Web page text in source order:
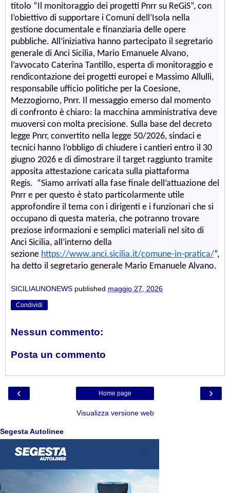
titolo “Il monitoraggio dei progetti Pnrr su ReGiS”, con
l’obiettivo di supportare i Comuni dell’Isola nella
gestione documentale e finanziaria delle opere
pubbliche. All’iniziativa hanno partecipato il segretario
generale di Anci Sicilia, Mario Emanuele Alvano,
l’avvocato Caterina Tantillo, esperta di monitoraggio e
rendicontazione dei progetti europei e Massimo Allulli,
responsabile ufficio politiche per la Coesione,
Mezzogiorno, Pnrr.
Il messaggio emerso dal momento
di confronto è chiaro: la macchina amministrativa deve
muoversi con molta precisione. Sulla base del decreto
legge Pnrr, convertito nella legge 50/2026, sindaci e
tecnici hanno l’obbligo di chiudere i cantieri entro il 30
giugno 2026 e di dimostrare il target raggiunto tramite
apposita attestazione caricata sulla piattaforma
Regis. “Siamo arrivati alla fase finale dell’attuazione del
Pnrr e per questo è stato particolarmente utile
approfondire il tema con i dirigenti e i funzionari che si
occupano di questa materia, che potranno trovare
preziose informazioni e semplici materiali nel sito di
Anci Sicilia, all’interno della
sezione https://www.anci.sicilia.it/comune-in-pratica/”,
ha detto il segretario generale Mario Emanuele Alvano.
SICILIAUNONEWS published maggio 27, 2026
Condividi
Nessun commento:
Posta un commento
‹ ›
Home page
Visualizza versione web
Segesta Autolinee